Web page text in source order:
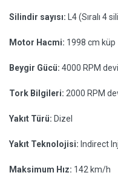
Silindir sayısı: L4 (Sıralı 4
Motor Hacmi: 1998 cm küp
Beygir Gücü: 4000 RPM
Tork Bilgileri: 2000 RPM
Yakıt Türü: Dizel
Yakıt Teknolojisi: Indirect
Maksimum Hız: 142 km/h